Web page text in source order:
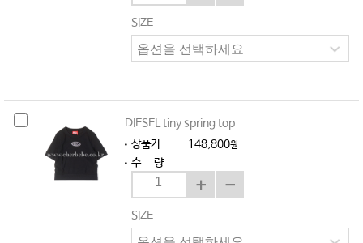
SIZE
DIESEL tiny spring top
상품가
148,800원
수 량
SIZE